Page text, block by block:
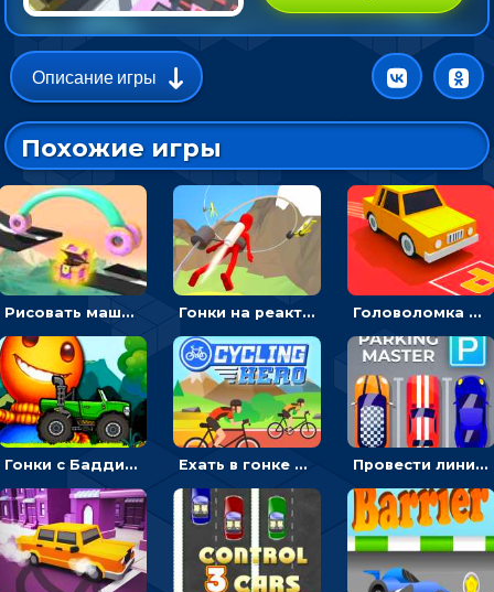
Описание игры
Похожие игры
Рисовать машину и выигрывать гонку - для мальчиков Гонки на реактивном ранце: избегать преград, чтобы лететь к финишу Головоломка Парк-стоянка: рисовать линии, чтобы парковать машины
Гонки с Бадди: ехать на джипе и собирать монеты Ехать в гонке на велосипедах через трамплины к финишу на скорость - спортивные Провести линию, чтобы припарковать машину на место и собрать монеты - гонки